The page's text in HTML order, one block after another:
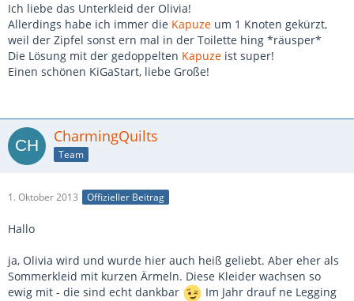
Ich liebe das Unterkleid der Olivia!
Allerdings habe ich immer die Kapuze um 1 Knoten gekürzt,
weil der Zipfel sonst ern mal in der Toilette hing *räusper*
Die Lösung mit der gedoppelten Kapuze ist super!
Einen schönen KiGaStart, liebe Große!
CharmingQuilts
Team
1. Oktober 2013 Offizieller Beitrag
Hallo
ja, Olivia wird und wurde hier auch heiß geliebt. Aber eher als
Sommerkleid mit kurzen Ärmeln. Diese Kleider wachsen so
ewig mit - die sind echt dankbar
Im Jahr drauf ne Legging